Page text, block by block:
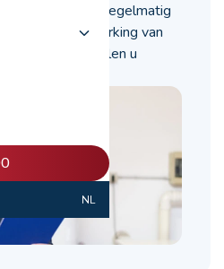
NL
stookolietank regelmatig
de goede werking van
We vertellen u
moet gaan.